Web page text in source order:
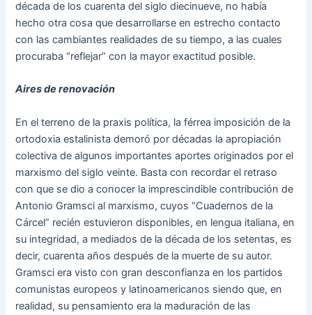
década de los cuarenta del siglo diecinueve, no había
hecho otra cosa que desarrollarse en estrecho contacto
con las cambiantes realidades de su tiempo, a las cuales
procuraba “reflejar” con la mayor exactitud posible.
Aires de renovación
En el terreno de la praxis política, la férrea imposición de la
ortodoxia estalinista demoró por décadas la apropiación
colectiva de algunos importantes aportes originados por el
marxismo del siglo veinte. Basta con recordar el retraso
con que se dio a conocer la imprescindible contribución de
Antonio Gramsci al marxismo, cuyos “Cuadernos de la
Cárcel” recién estuvieron disponibles, en lengua italiana, en
su integridad, a mediados de la década de los setentas, es
decir, cuarenta años después de la muerte de su autor.
Gramsci era visto con gran desconfianza en los partidos
comunistas europeos y latinoamericanos siendo que, en
realidad, su pensamiento era la maduración de las